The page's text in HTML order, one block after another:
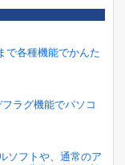
で各種機能でかんた
ラグ機能でパソコ
ソフトや、通常のア